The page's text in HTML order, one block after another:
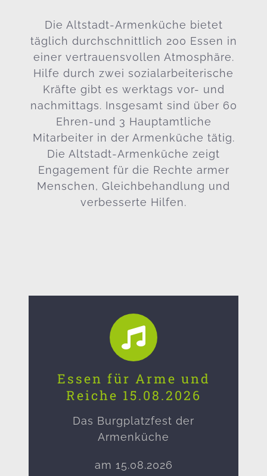
Die Altstadt-Armenküche bietet
täglich durchschnittlich 200 Essen in
einer vertrauensvollen Atmosphäre.
Hilfe durch zwei sozialarbeiterische
Kräfte gibt es werktags vor- und
nachmittags. Insgesamt sind über 60
Ehren-und 3 Hauptamtliche
Mitarbeiter in der Armenküche tätig.
Die Altstadt-Armenküche zeigt
Engagement für die Rechte armer
Menschen, Gleichbehandlung und
verbesserte Hilfen.
Essen für Arme und
Reiche 15.08.2026
Das Burgplatzfest der
Armenküche
am 15.08.2026